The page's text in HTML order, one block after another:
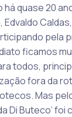
há quase 20
pela
ficamos
todos,
fora da
Mas
Di Buteco’